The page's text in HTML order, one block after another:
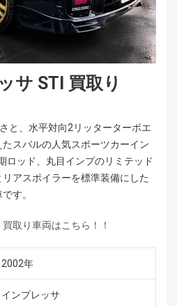
サ STI 買取り
と、水平対向2リッターターボエ
スバルの人気スポーツカーイン
ロッド、丸目インプのリミテッド
アスポイラーを標準装備にした
す。
取り車両はこちら！！
2002年
インプレッサ